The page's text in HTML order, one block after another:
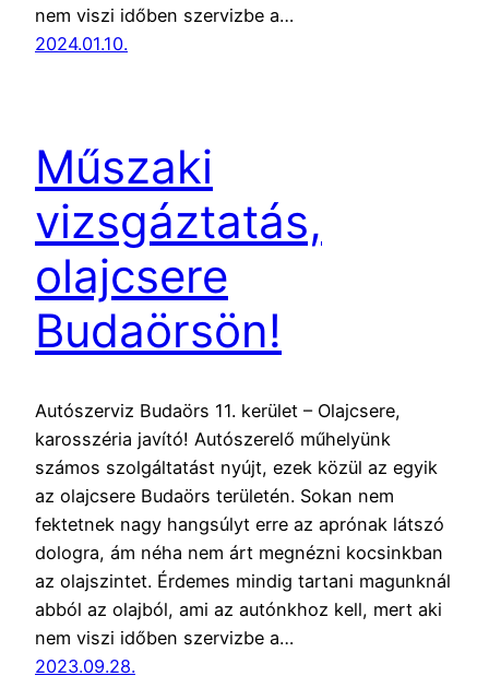
nem viszi időben szervizbe a…
2024.01.10.
Műszaki
vizsgáztatás,
olajcsere
Budaörsön!
Autószerviz Budaörs 11. kerület – Olajcsere,
karosszéria javító! Autószerelő műhelyünk
számos szolgáltatást nyújt, ezek közül az egyik
az olajcsere Budaörs területén. Sokan nem
fektetnek nagy hangsúlyt erre az aprónak látszó
dologra, ám néha nem árt megnézni kocsinkban
az olajszintet. Érdemes mindig tartani magunknál
abból az olajból, ami az autónkhoz kell, mert aki
nem viszi időben szervizbe a…
2023.09.28.